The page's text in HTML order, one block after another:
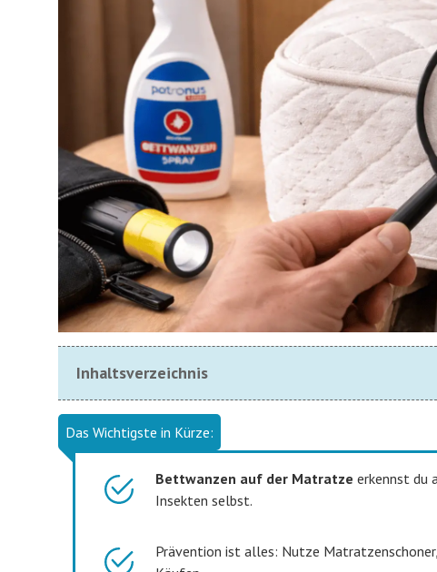
Inhaltsverzeichnis
Das Wichtigste in Kürze:
Bettwanzen auf der Matratze erkennst du
Insekten selbst.
Prävention ist alles: Nutze